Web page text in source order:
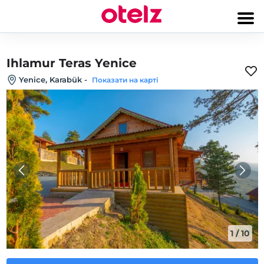
Ihlamur Teras Yenice
Yenice, Karabük - Показати на карті
1 /10